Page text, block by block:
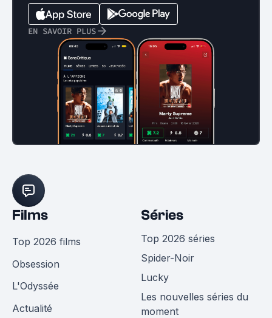
EN SAVOIR PLUS
Films
Top 2026 films
Obsession
L'Odyssée
Actualité
Séries
Top 2026 séries
Spider-Noir
Lucky
Les nouvelles séries du
moment